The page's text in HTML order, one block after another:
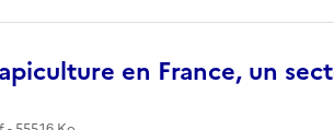
en France, un